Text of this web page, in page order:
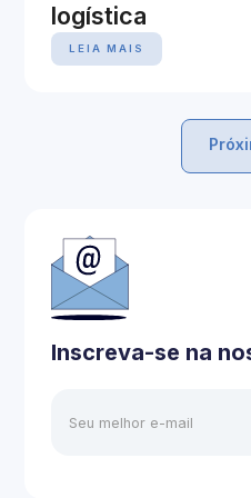
logística
LEIA MAIS
Inscreva-se na